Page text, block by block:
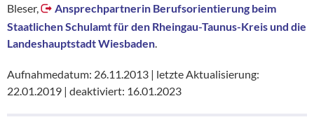
Bleser,
Ansprechpartnerin Berufsorientierung beim
Staatlichen Schulamt für den Rheingau-Taunus-Kreis und die
Landeshauptstadt Wiesbaden.
Aufnahmedatum: 26.11.2013 | letzte Aktualisierung:
22.01.2019 | deaktiviert: 16.01.2023